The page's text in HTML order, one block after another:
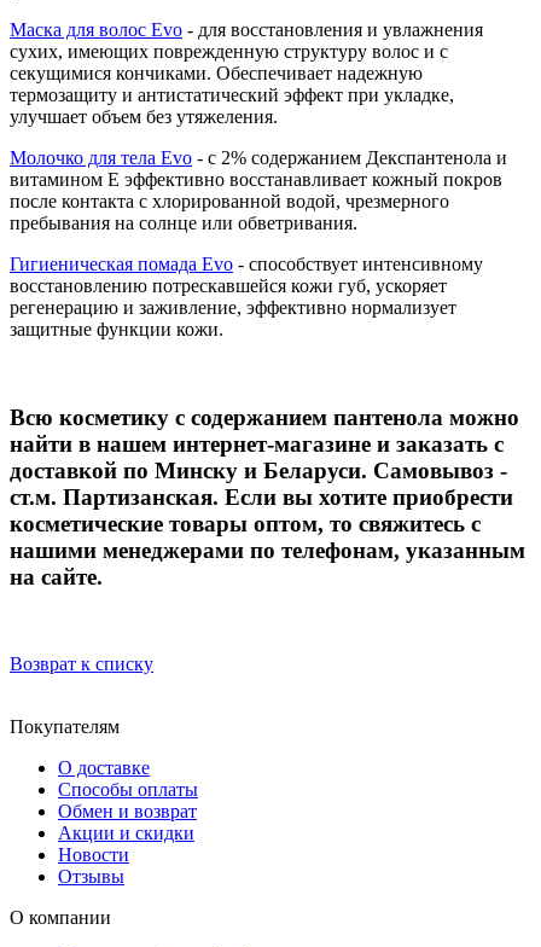
Маска для волос Evo - для восстановления и увлажнения
сухих, имеющих поврежденную структуру волос и с
секущимися кончиками. Обеспечивает надежную
термозащиту и антистатический эффект при укладке,
улучшает объем без утяжеления.
Молочко для тела Evo - с 2% содержанием Декспантенола и
витамином Е эффективно восстанавливает кожный покров
после контакта с хлорированной водой, чрезмерного
пребывания на солнце или обветривания.
Гигиеническая помада Evo - способствует интенсивному
восстановлению потрескавшейся кожи губ, ускоряет
регенерацию и заживление, эффективно нормализует
защитные функции кожи.
Всю косметику с содержанием пантенола можно
найти в нашем интернет-магазине и заказать с
доставкой по Минску и Беларуси. Самовывоз -
ст.м. Партизанская. Если вы хотите приобрести
косметические товары оптом, то свяжитесь с
нашими менеджерами по телефонам, указанным
на сайте.
Возврат к списку
Покупателям
О доставке
Способы оплаты
Обмен и возврат
Акции и скидки
Новости
Отзывы
О компании